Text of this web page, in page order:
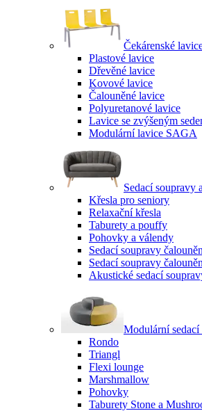
Čekárenské
Plastové lavice
Dřevěné lavice
Kovové lavice
Čalouněné lavice
Polyuretanové lavice
Lavice se zvýšeným
Modulární lavice SAGA
Sedací soupravy
Křesla pro seniory
Relaxační křesla
Taburety a pouffy
Pohovky a válendy
Sedací soupravy
Sedací soupravy
Akustické sedací
Modulární sedací
Rondo
Triangl
Flexi lounge
Marshmallow
Pohovky
Taburety Stone a